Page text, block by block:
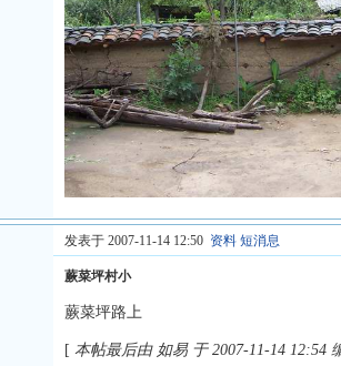
发表于 2007-11-14 12:50 资料 短消息
蕨菜坪村小
蕨菜坪路上
[ 本帖最后由 如易 于 2007-11-14 12:54